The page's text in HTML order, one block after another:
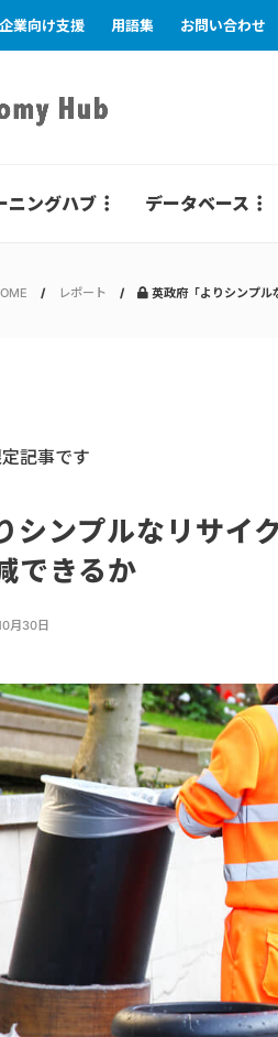
企業向け支援 用語集 お問い合わせ
ニングハブ データベース
レポート 英政府「よりシンプル
記事です
シンプルなリサイ
できるか
月30日